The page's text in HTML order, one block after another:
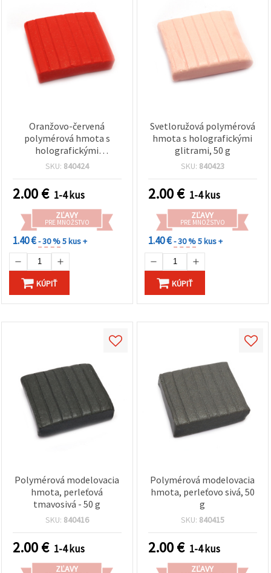
Oranžovo-červená
polymérová hmota s
holografickými
trblietkami, 50 g
SKU: 840424
2.00€ 1-4 kus
ZĽAVY
PRE MNOŽSTVO
1.40 €- 30 %5 kus +
KÚPIŤ
Svetloružová polymérová
hmota s holografickými
glitrami, 50 g
SKU: 840423
2.00€ 1-4 kus
ZĽAVY
PRE MNOŽSTVO
1.40 €- 30 %5 kus +
KÚPIŤ
Polymérová modelovacia
hmota, perleťová
tmavosivá - 50 g
SKU: 840416
2.00€ 1-4 kus
ZĽAVY
Polymérová modelovacia
hmota, perleťovo sivá, 50
g
SKU: 840415
2.00€ 1-4 kus
ZĽAVY